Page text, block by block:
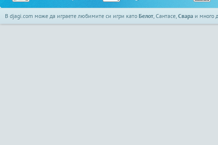
В djagi.com може да играете любимите си игри като Белот, Сантасе, Свара и много